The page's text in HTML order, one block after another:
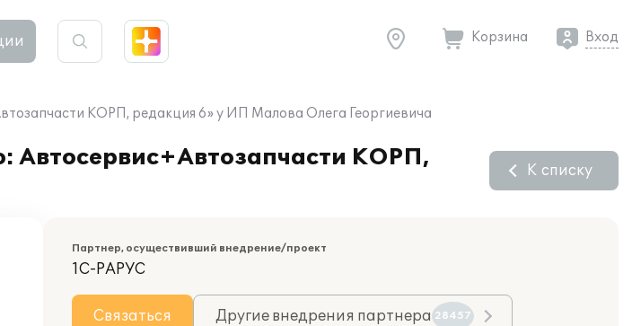
Корзина Вход
КОРП, редакция 6» у ИП Малова Олега Георгиевича
Автосервис+Автозапчасти КОРП,
К списку
Партнер, осуществивший внедрение/проект
1С-РАРУС
Связаться Другие внедрения партнера 28457